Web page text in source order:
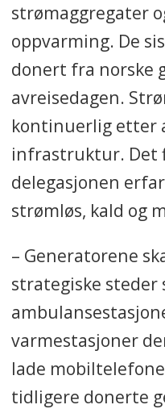
strømaggregater
oppvarming. De
donert fra norske
avreisedagen.
kontinuerlig etter
infrastruktur. Det
delegasjonen
strømløs, kald og
– Generatorene
strategiske steder
varmestasjoner
lade
tidligere donerte